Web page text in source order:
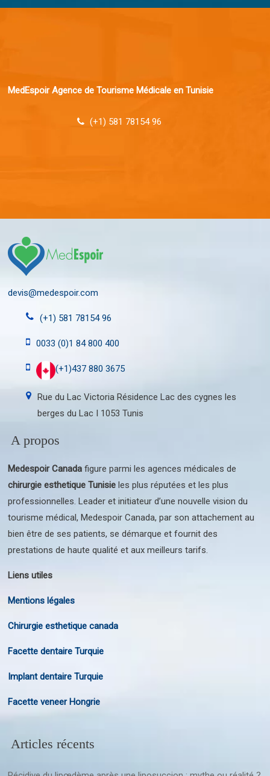
MedEspoir Agence de Tourisme Médicale en Tunisie
(+1) 581 78154 96
devis@medespoir.com
(+1) 581 78154 96
0033 (0)1 84 800 400
(+1)437 880 3675
Rue du Lac Victoria Résidence Lac des cygnes les
berges du Lac I 1053 Tunis
A propos
Medespoir Canada figure parmi les agences médicales de
chirurgie esthetique Tunisie les plus réputées et les plus
professionnelles. Leader et initiateur d’une nouvelle vision du
tourisme médical, Medespoir Canada, par son attachement au
bien être de ses patients, se démarque et fournit des
prestations de haute qualité et aux meilleurs tarifs.
Liens utiles
Mentions légales
Chirurgie esthetique canada
Facette dentaire Turquie
Implant dentaire Turquie
Facette veneer Hongrie
Articles récents